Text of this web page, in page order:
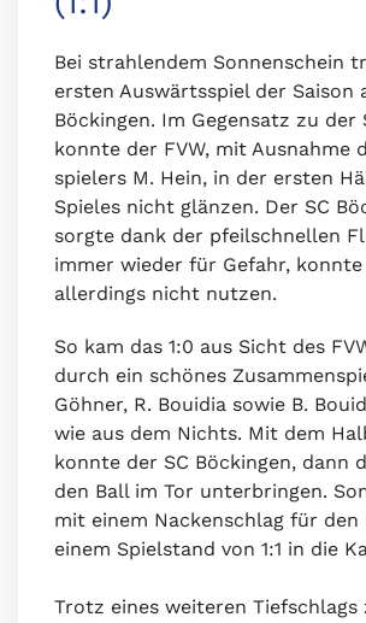
Bei strahlendem Sonnenschein
ersten Auswärtsspiel der Saison
Böckingen. Im Gegensatz zu der
konnte der FVW, mit Ausnahme
spielers M. Hein, in der ersten
Spieles nicht glänzen. Der SC
sorgte dank der pfeilschnellen
immer wieder für Gefahr, konnte
allerdings nicht nutzen.
So kam das 1:0 aus Sicht des
durch ein schönes
Göhner, R. Bouidia sowie B.
wie aus dem Nichts. Mit dem
konnte der SC Böckingen, dann
den Ball im Tor unterbringen.
mit einem Nackenschlag für den
einem Spielstand von 1:1 in die
Trotz eines weiteren Tiefschlags